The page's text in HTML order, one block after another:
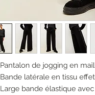
Pantalon de jogging en
Bande latérale en tissu
Large bande élastique